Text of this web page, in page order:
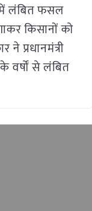
लंबित फसल
किसानों को
प्रधानमंत्री
वर्षों से लंबित